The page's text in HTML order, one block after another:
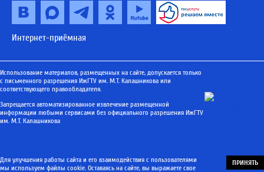
Интернет-приёмная
Использование материалов, размещенных на сайте, допускается только
с письменного разрешения ИжГТУ им. М.Т. Калашникова или
соответствующего правообладателя.
Запрещается автоматизированное извлечение размещенной
информации любыми сервисами без официального разрешения ИжГТУ
им. М.Т. Калашникова
Для улучшения работы сайта и его взаимодействия с пользователями
мы используем файлы cookie. Оставаясь на сайте, вы выражаете свое
ПРИНЯТЬ